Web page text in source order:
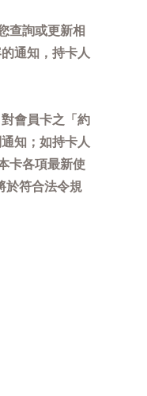
查詢或更新相
通知，持卡人
會員卡之「約
知；如持卡人
卡各項最新使
於符合法令規